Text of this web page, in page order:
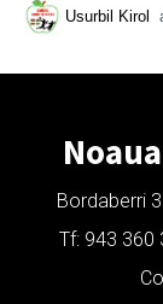
Usurbil Kirol
Bordaberri
Tf: 943 360